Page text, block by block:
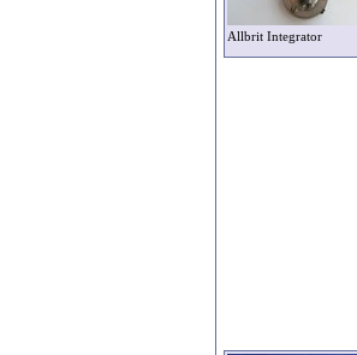
Allbrit Integrator